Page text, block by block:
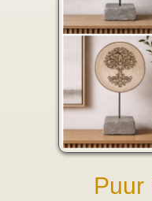
Puur